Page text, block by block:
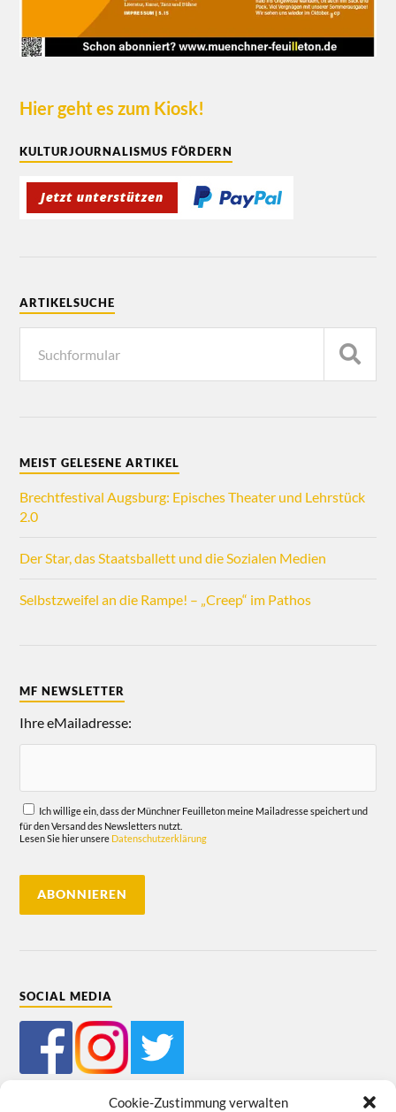
Cookie-Zustimmung verwalten
Hier geht es zum Kiosk!
KULTURJOURNALISMUS FÖRDERN
ARTIKELSUCHE
MEIST GELESENE ARTIKEL
Brechtfestival Augsburg: Episches Theater und Lehrstück
2.0
Der Star, das Staatsballett und die Sozialen Medien
Selbstzweifel an die Rampe! – „Creep“ im Pathos
MF NEWSLETTER
Ihre eMailadresse:
Ich willige ein, dass der Münchner Feuilleton meine Mailadresse speichert und
für den Versand des Newsletters nutzt.
Lesen Sie hier unsere Datenschutzerklärung
SOCIAL MEDIA